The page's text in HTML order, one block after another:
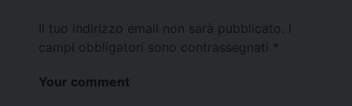
Il tuo indirizzo email non sarà pubblicato.
campi obbligatori sono contrassegnati *
Your comment